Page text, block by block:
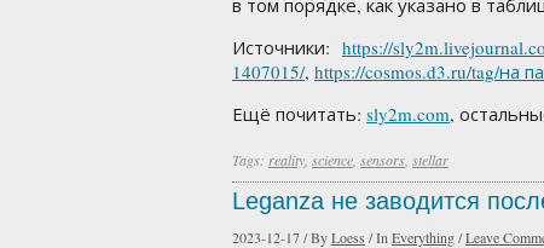
в том порядке, как указано в
Источники: https://
1407015/, https://cosmos.d3.ru/tag/на
Ещё почитать: sly2m.com,
Tags: reality science sensors stellar
Leganza не заводится
2023-12-17/ByLoess /In Everything/Leave